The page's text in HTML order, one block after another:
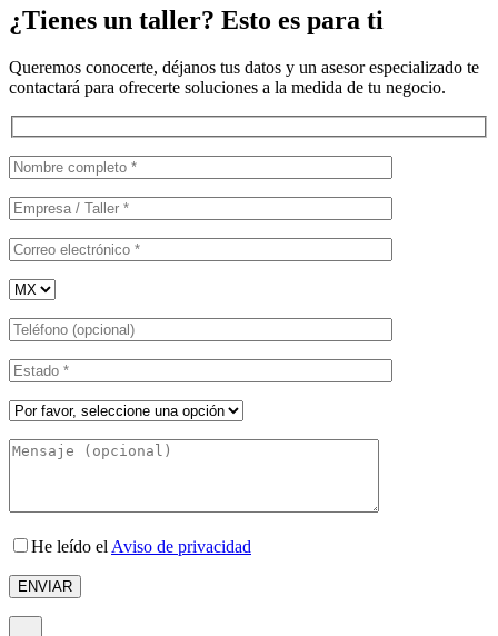
¿Tienes un taller? Esto es para ti
Queremos conocerte, déjanos tus datos y un asesor especializado te
contactará para ofrecerte soluciones a la medida de tu negocio.
He leído el Aviso de privacidad